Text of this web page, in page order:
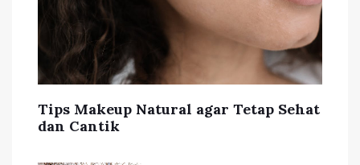
Tips Makeup Natural agar Tetap Sehat
dan Cantik